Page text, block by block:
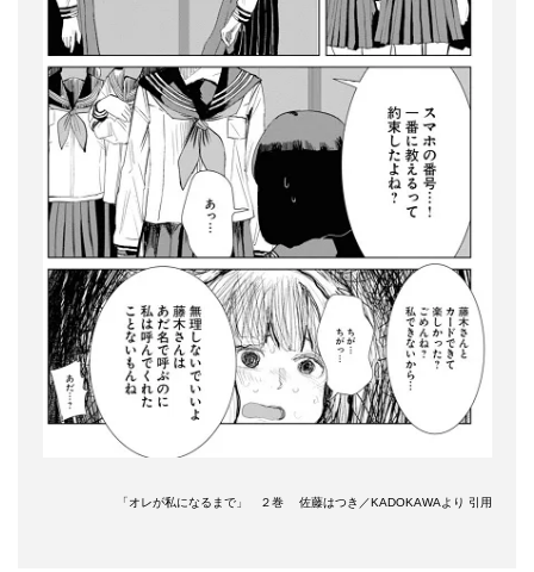
「オレが私になるまで」 ２巻 佐藤はつき／KADOKAWAより 引用